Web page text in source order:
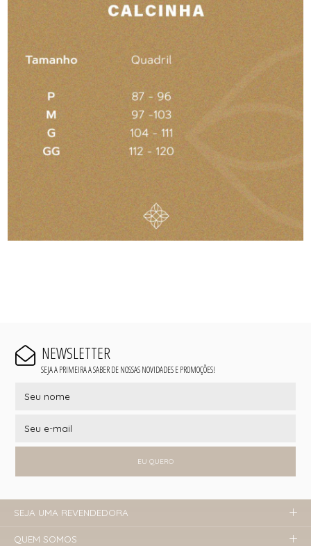
NEWSLETTER
SEJA A PRIMEIRA A SABER DE NOSSAS NOVIDADES E PROMOÇÕES!
EU QUERO
SEJA UMA REVENDEDORA
QUEM SOMOS